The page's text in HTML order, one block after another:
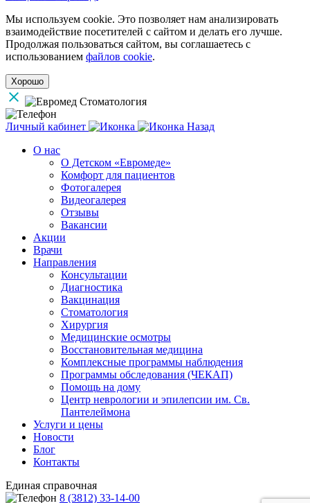
Мы используем cookie. Это позволяет нам анализировать
взаимодействие посетителей с сайтом и делать его лучше.
Продолжая пользоваться сайтом, вы соглашаетесь с
использованием файлов cookie.
Хорошо
Личный кабинет
Назад
О нас
О Детском «Евромеде»
Комфорт для пациентов
Фотогалерея
Видеогалерея
Отзывы
Вакансии
Акции
Врачи
Направления
Консультации
Диагностика
Вакцинация
Стоматология
Хирургия
Медицинские осмотры
Восстановительная медицина
Комплексные программы наблюдения
Программы обследования (ЧЕКАП)
Помощь на дому
Центр неврологии и эпилепсии им. Св.
Пантелеймона
Услуги и цены
Новости
Блог
Контакты
Единая справочная
8 (3812) 33-14-00